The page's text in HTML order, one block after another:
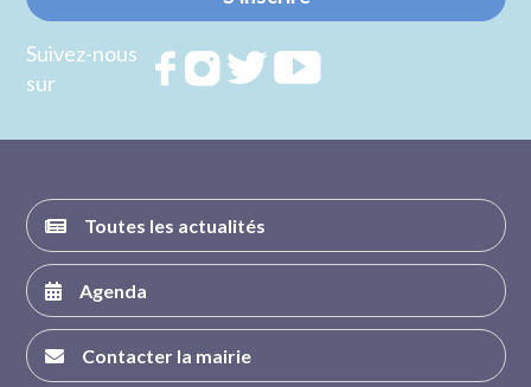
Suivez-nous
sur
Rejoignez
RejoignezRejoignez
Toutes les actualités
Agenda
Contacter la mairie